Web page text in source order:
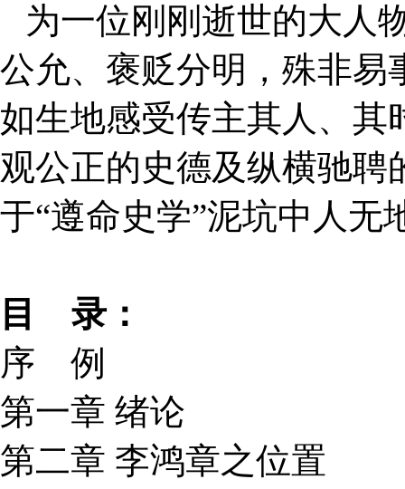
为一位刚刚逝世的大人
公允、褒贬分明，殊非易
如生地感受传主其人、其
观公正的史德及纵横驰聘
于“遵命史学”泥坑中人无
目
录：
序 例
第一章 绪论
第二章 李鸿章之位置